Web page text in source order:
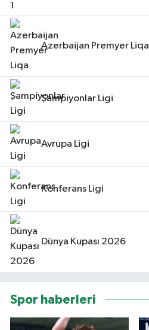
Azerbaijan Premyer Liqa
Şampiyonlar Ligi
Avrupa Ligi
Konferans Ligi
Dünya Kupası 2026
Spor haberleri